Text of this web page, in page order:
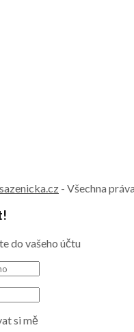
sazenicka.cz - Všechna
do vašeho účtu
si mě